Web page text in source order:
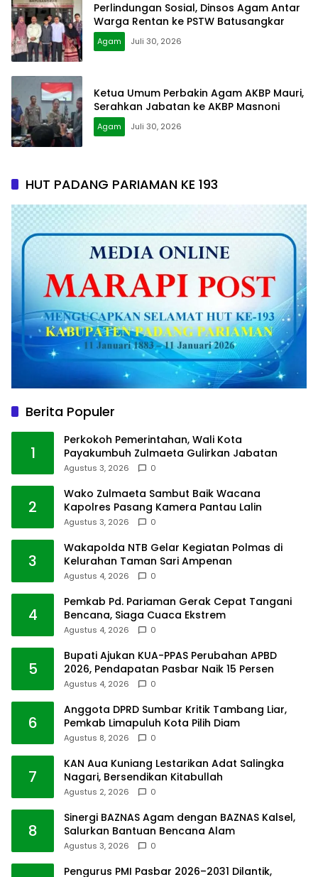
Perlindungan Sosial, Dinsos Agam Antar
Warga Rentan ke PSTW Batusangkar
Agam Juli 30, 2026
Ketua Umum Perbakin Agam AKBP Mauri,
Serahkan Jabatan ke AKBP Masnoni
Agam Juli 30, 2026
HUT PADANG PARIAMAN KE 193
Berita Populer
1
Perkokoh Pemerintahan, Wali Kota
Payakumbuh Zulmaeta Gulirkan Jabatan
Agustus 3, 2026 0
2
Wako Zulmaeta Sambut Baik Wacana
Kapolres Pasang Kamera Pantau Lalin
Agustus 3, 2026 0
3
Wakapolda NTB Gelar Kegiatan Polmas di
Kelurahan Taman Sari Ampenan
Agustus 4, 2026 0
4
Pemkab Pd. Pariaman Gerak Cepat Tangani
Bencana, Siaga Cuaca Ekstrem
Agustus 4, 2026 0
5
Bupati Ajukan KUA-PPAS Perubahan APBD
2026, Pendapatan Pasbar Naik 15 Persen
Agustus 4, 2026 0
6
Anggota DPRD Sumbar Kritik Tambang Liar,
Pemkab Limapuluh Kota Pilih Diam
Agustus 8, 2026 0
7
KAN Aua Kuniang Lestarikan Adat Salingka
Nagari, Bersendikan Kitabullah
Agustus 2, 2026 0
8
Sinergi BAZNAS Agam dengan BAZNAS Kalsel,
Salurkan Bantuan Bencana Alam
Agustus 3, 2026 0
Pengurus PMI Pasbar 2026–2031 Dilantik,